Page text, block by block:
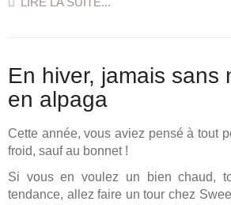
En hiver, jamais sans
en alpaga
Cette année, vous aviez pensé à tout
froid, sauf au bonnet !
Si vous en voulez un bien chaud,
tendance, allez faire un tour chez